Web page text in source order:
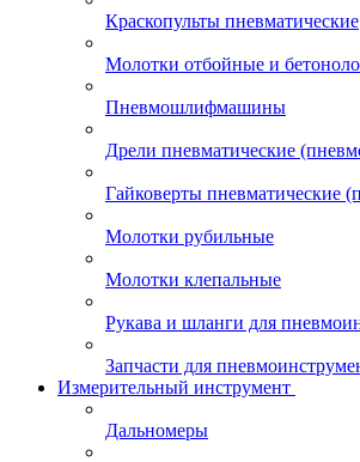
Краскопульты пневматические
Молотки отбойные и
Пневмошлифмашины
Дрели пневматические
Гайковерты пневматические
Молотки рубильные
Молотки клепальные
Рукава и шланги для
Запчасти для
Измерительный инструмент
Дальномеры